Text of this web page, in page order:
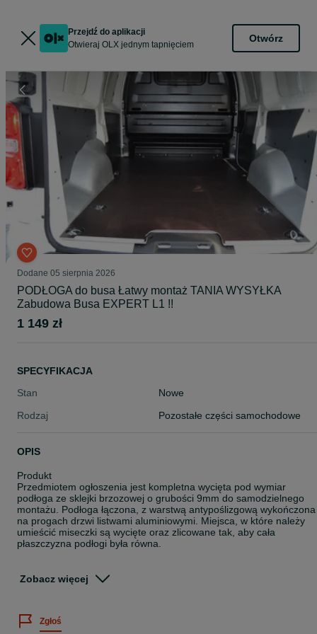
Przejdź do aplikacji
Otwieraj OLX jednym tapnięciem
Otwórz
Dodane 05 sierpnia 2026
PODŁOGA do busa Łatwy montaż TANIA WYSYŁKA
Zabudowa Busa EXPERT L1 !!
1 149 zł
SPECYFIKACJA
Stan
Nowe
Rodzaj
Pozostałe części samochodowe
OPIS
Produkt
Przedmiotem ogłoszenia jest kompletna wycięta pod wymiar
podłoga ze sklejki brzozowej o grubości 9mm do samodzielnego
montażu. Podłoga łączona, z warstwą antypoślizgową wykończona
na progach drzwi listwami aluminiowymi. Miejsca, w które należy
umieścić miseczki są wycięte oraz zlicowane tak, aby cała
płaszczyzna podłogi była równa.
kawałku do 4 m.
Kit montażowy
Zobacz więcej
Zgłoś